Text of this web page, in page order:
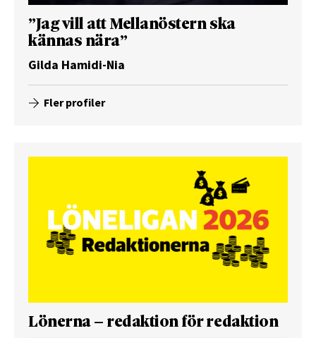
”Jag vill att Mellanöstern ska
kännas nära”
Gilda Hamidi-Nia
Fler profiler
Lönerna – redaktion för redaktion